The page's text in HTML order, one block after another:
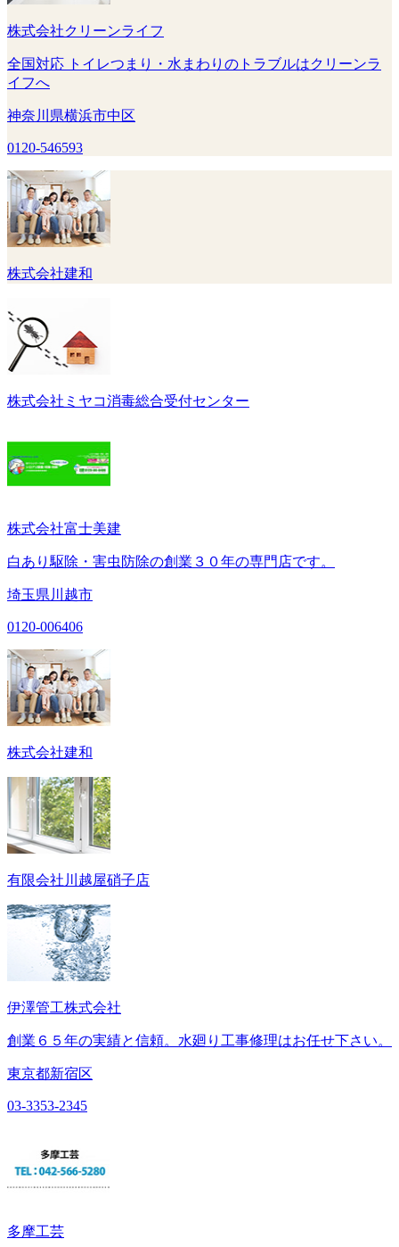
株式会社クリーンライフ
全国対応 トイレつまり・水まわりのトラブルはクリーンラ
イフへ
神奈川県横浜市中区
0120-546593
株式会社建和
株式会社ミヤコ消毒総合受付センター
株式会社富士美建
白あり駆除・害虫防除の創業３０年の専門店です。
埼玉県川越市
0120-006406
株式会社建和
有限会社川越屋硝子店
伊澤管工株式会社
創業６５年の実績と信頼。水廻り工事修理はお任せ下さい。
東京都新宿区
03-3353-2345
多摩工芸